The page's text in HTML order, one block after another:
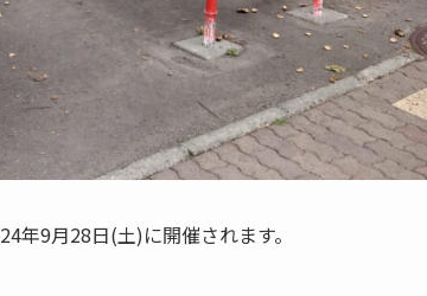
年9月28日(土)に開催されます。